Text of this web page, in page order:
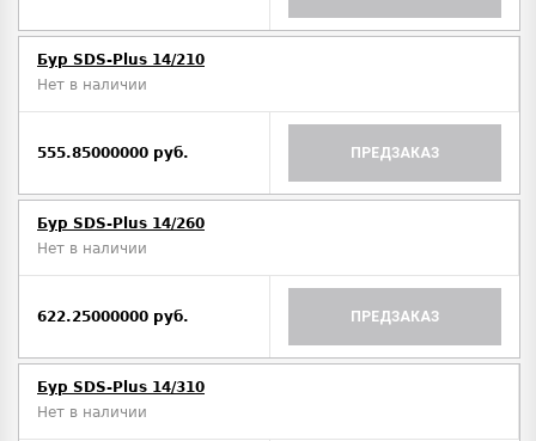
Бур SDS-Plus 14/210
Нет в наличии
555.85000000 руб. ПРЕДЗАКАЗ
Бур SDS-Plus 14/260
Нет в наличии
622.25000000 руб. ПРЕДЗАКАЗ
Бур SDS-Plus 14/310
Нет в наличии